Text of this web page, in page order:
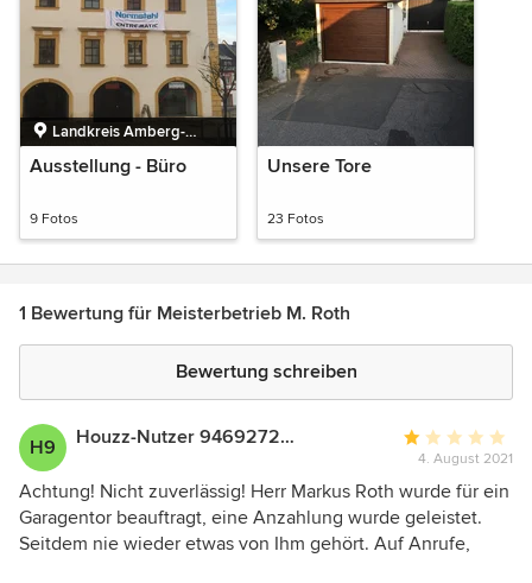
Landkreis Amberg-
Sulzbach, Bayern,
Deutschland
Ausstellung - Büro
9 Fotos
Unsere Tore
23 Fotos
1 Bewertung für Meisterbetrieb M. Roth
Bewertung schreiben
H9 Houzz-Nutzer 946927261
Bewertung:
1
von
5
4. August 2021
Achtung! Nicht zuverlässig! Herr Markus Roth wurde für ein
Garagentor beauftragt, eine Anzahlung wurde geleistet.
Seitdem nie wieder etwas von Ihm gehört. Auf Anrufe,